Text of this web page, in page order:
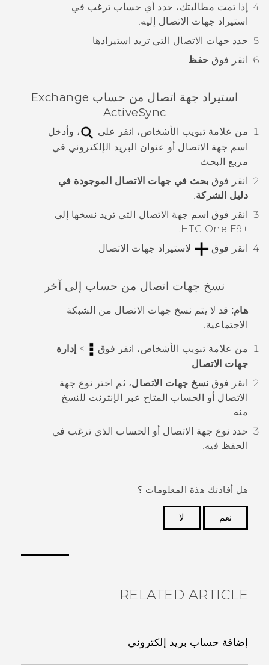
إذا تمت مطالبتك، حدد أي حساب ترغب في
استيراد جهات الاتصال إليه.
حدد جهات الاتصال التي تريد استيرادها.
انقر فوق حفظ.
استيراد جهة اتصال من حساب Exchange
ActiveSync
من علامة تبويب الأشخاص، انقر على
، وأدخل
اسم جهة الاتصال أو عنوان البريد الإلكتروني في
مربع البحث.
انقر فوق بحث في جهات الاتصال الموجودة في
دليل الشركة
انقر فوق اسم جهة الاتصال التي تريد نسخها إلى
‍+HTC One E9
انقر فوق
لاستيراد جهات الاتصال.
نسخ جهات اتصال من حساب إلى آخر
هام: قد لا يتم نسخ جهات الاتصال من الشبكة
الاجتماعية.
من علامة تبويب الأشخاص، انقر فوق > إدارة
جهات الاتصال.
انقر فوق نسخ جهات الاتصال، ثم اختر نوع جهة
الاتصال أو الحساب المتاح عبر الإنترنت للنسخ
منه.
حدد نوع جهة الاتصال أو الحساب الذي ترغب في
الحفظ فيه.
هل أفادتك هذة المعلومات ؟
نعم
لا
RELATED ARTICLE
إضافة حساب بريد إلكتروني